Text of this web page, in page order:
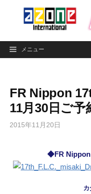
ン
メニュー
FR Nippon
11月30日ご予
2015年11月20日
◆FR Nippon
カ